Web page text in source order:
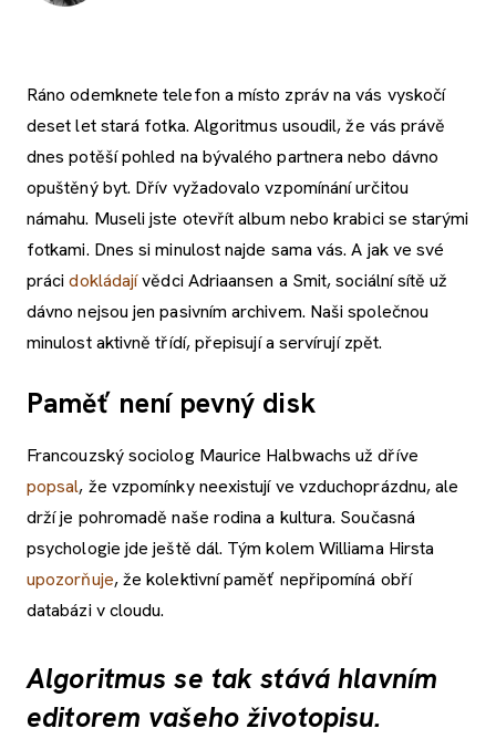
Ráno odemknete telefon a místo zpráv na vás vyskočí
deset let stará fotka. Algoritmus usoudil, že vás právě
dnes potěší pohled na bývalého partnera nebo dávno
opuštěný byt. Dřív vyžadovalo vzpomínání určitou
námahu. Museli jste otevřít album nebo krabici se starými
fotkami. Dnes si minulost najde sama vás. A jak ve své
prácidokládajívědci Adriaansen a Smit, sociální sítě už
dávno nejsou jen pasivním archivem. Naši společnou
minulost aktivně třídí, přepisují a servírují zpět.
Paměť není pevný disk
Francouzský sociolog Maurice Halbwachs už dříve
popsal, že vzpomínky neexistují ve vzduchoprázdnu, ale
drží je pohromadě naše rodina a kultura. Současná
psychologie jde ještě dál. Tým kolem Williama Hirsta
upozorňuje, že kolektivní paměť nepřipomíná obří
databázi v cloudu.
Algoritmus se tak stává hlavním
editorem vašeho životopisu.